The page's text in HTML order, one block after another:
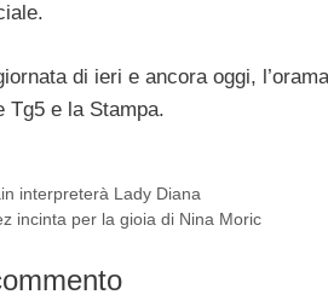
di ieri e ancora oggi,
Tg5 e la Stampa.
interpreterà Lady Diana
incinta per la gioia di Nina Moric